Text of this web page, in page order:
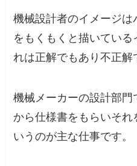
機械設計者のイメージ
をもくもくと描いている
れは正解でもあり不正解
機械メーカーの設計部門
から仕様書をもらいそれ
いうのが主な仕事です。